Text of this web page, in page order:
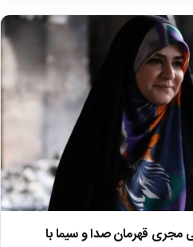
قهرمان صدا و سیما با